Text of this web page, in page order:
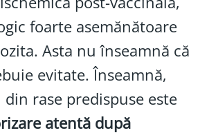
foarte asemănătoare
Asta nu înseamnă că
evitate. Înseamnă,
rase predispuse este
atentă după